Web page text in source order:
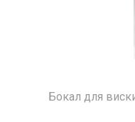
Бокал для